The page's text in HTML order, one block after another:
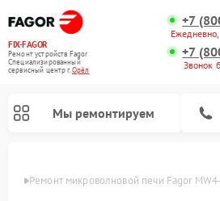
FIX-FAGOR
Ремонт устройств Fagor
Специализированный
cервисный центр г.Орёл
+7
+7
Звонок
Мы ремонтируем
Ремонт микроволновой печи Fagor